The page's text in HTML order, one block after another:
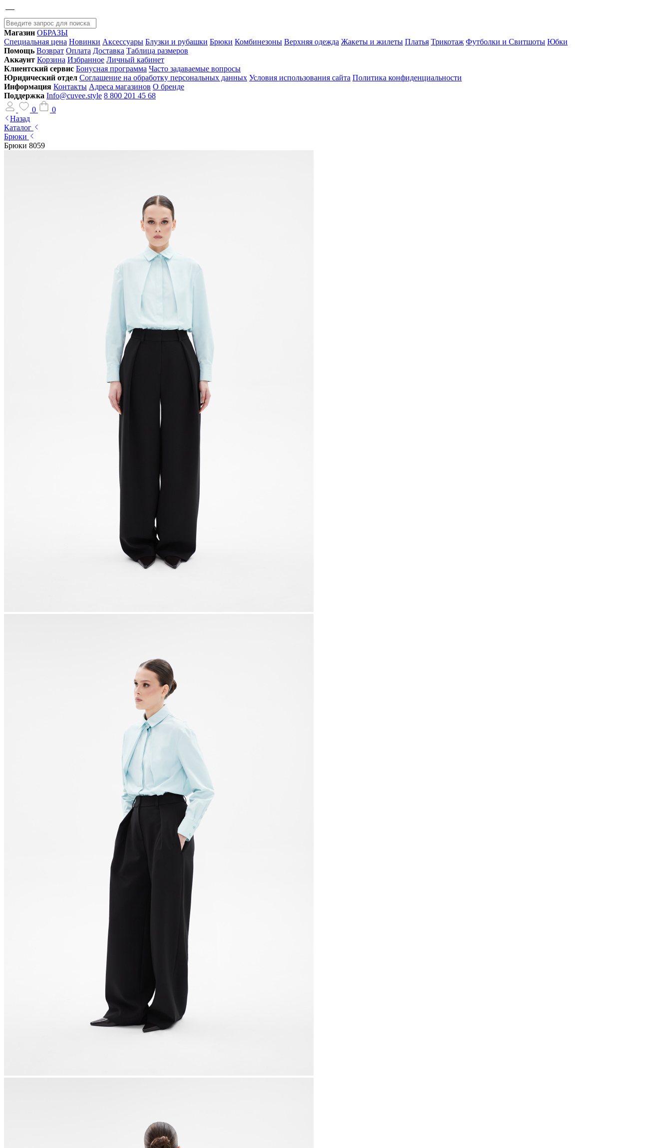
Магазин ОБРАЗЫ
Специальная цена Новинки Аксессуары Блузки и рубашки Брюки Комбинезоны Верхняя одежда Жакеты и жилеты Платья Трикотаж Футболки и Свитшоты Юбки
Помощь Возврат Оплата Доставка Таблица размеров
Аккаунт Корзина Избранное Личный кабинет
Клиентский сервис Бонусная программа Часто задаваемые вопросы
Юридический отдел Соглашение на обработку персональных данных Условия использования сайта Политика конфиденциальности
Информация Контакты Адреса магазинов О бренде
Поддержка Info@cuvee.style 8 800 201 45 68
0
0
Назад
Каталог
Брюки
Брюки 8059